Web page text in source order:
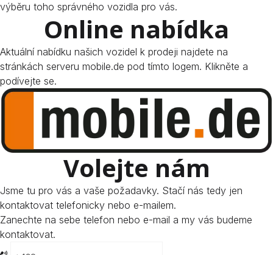
výběru toho správného vozidla pro vás.
Online nabídka
Aktuální nabídku našich vozidel k prodeji najdete na
stránkách serveru mobile.de pod tímto logem. Klikněte a
podívejte se.
Volejte nám
Jsme tu pro vás a vaše požadavky. Stačí nás tedy jen
kontaktovat telefonicky nebo e-mailem.
Zanechte na sebe telefon nebo e-mail a my vás budeme
kontaktovat.